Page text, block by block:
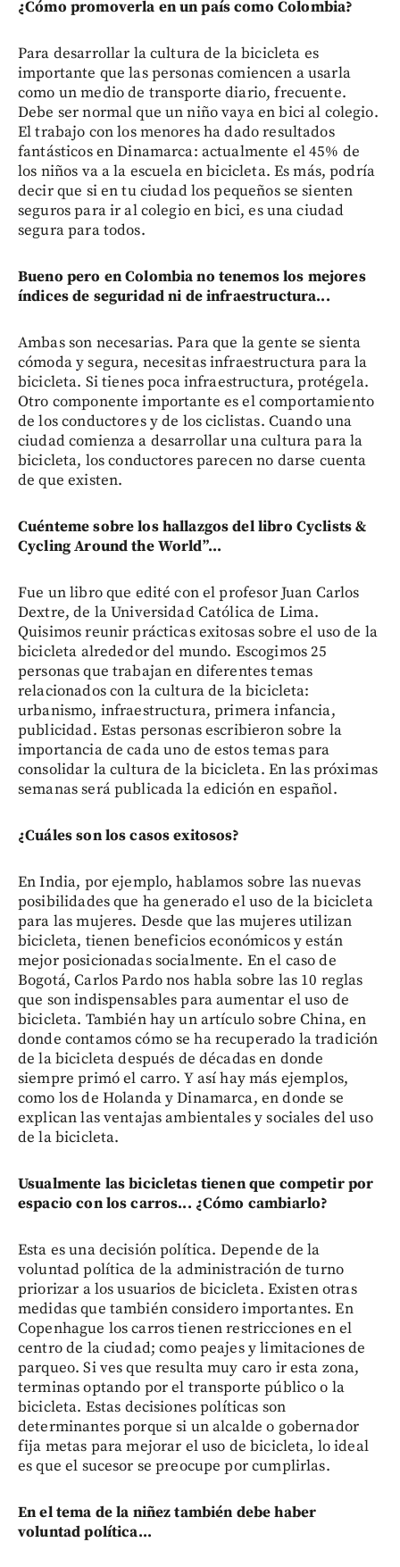
¿Cómo promoverla en un país como Colombia?
Para desarrollar la cultura de la bicicleta es
importante que las personas comiencen a usarla
como un medio de transporte diario, frecuente.
Debe ser normal que un niño vaya en bici al colegio.
El trabajo con los menores ha dado resultados
fantásticos en Dinamarca: actualmente el 45% de
los niños va a la escuela en bicicleta. Es más, podría
decir que si en tu ciudad los pequeños se sienten
seguros para ir al colegio en bici, es una ciudad
segura para todos.
Bueno pero en Colombia no tenemos los mejores
índices de seguridad ni de infraestructura...
Ambas son necesarias. Para que la gente se sienta
cómoda y segura, necesitas infraestructura para la
bicicleta. Si tienes poca infraestructura, protégela.
Otro componente importante es el comportamiento
de los conductores y de los ciclistas. Cuando una
ciudad comienza a desarrollar una cultura para la
bicicleta, los conductores parecen no darse cuenta
de que existen.
Cuénteme sobre los hallazgos del libro Cyclists &
Cycling Around the World”...
Fue un libro que edité con el profesor Juan Carlos
Dextre, de la Universidad Católica de Lima.
Quisimos reunir prácticas exitosas sobre el uso de la
bicicleta alrededor del mundo. Escogimos 25
personas que trabajan en diferentes temas
relacionados con la cultura de la bicicleta:
urbanismo, infraestructura, primera infancia,
publicidad. Estas personas escribieron sobre la
importancia de cada uno de estos temas para
consolidar la cultura de la bicicleta. En las próximas
semanas será publicada la edición en español.
¿Cuáles son los casos exitosos?
En India, por ejemplo, hablamos sobre las nuevas
posibilidades que ha generado el uso de la bicicleta
para las mujeres. Desde que las mujeres utilizan
bicicleta, tienen beneficios económicos y están
mejor posicionadas socialmente. En el caso de
Bogotá, Carlos Pardo nos habla sobre las 10 reglas
que son indispensables para aumentar el uso de
bicicleta. También hay un artículo sobre China, en
donde contamos cómo se ha recuperado la tradición
de la bicicleta después de décadas en donde
siempre primó el carro. Y así hay más ejemplos,
como los de Holanda y Dinamarca, en donde se
explican las ventajas ambientales y sociales del uso
de la bicicleta.
Usualmente las bicicletas tienen que competir por
espacio con los carros... ¿Cómo cambiarlo?
Esta es una decisión política. Depende de la
voluntad política de la administración de turno
priorizar a los usuarios de bicicleta. Existen otras
medidas que también considero importantes. En
Copenhague los carros tienen restricciones en el
centro de la ciudad; como peajes y limitaciones de
parqueo. Si ves que resulta muy caro ir esta zona,
terminas optando por el transporte público o la
bicicleta. Estas decisiones políticas son
determinantes porque si un alcalde o gobernador
fija metas para mejorar el uso de bicicleta, lo ideal
es que el sucesor se preocupe por cumplirlas.
En el tema de la niñez también debe haber
voluntad política...